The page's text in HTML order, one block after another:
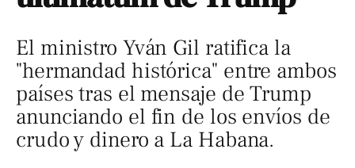
El ministro Yván Gil ratifica la
"hermandad histórica" entre ambos
países tras el mensaje de Trump
anunciando el fin de los envíos de
crudo y dinero a La Habana.